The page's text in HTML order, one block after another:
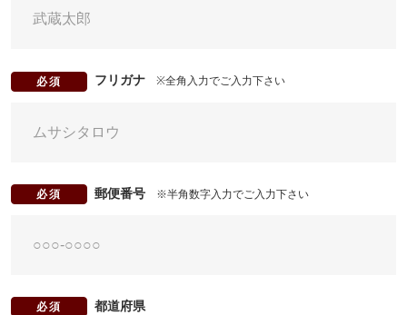
必須 フリガナ ※全角入力でご入力下さい
必須 郵便番号 ※半角数字入力でご入力下さい
必須 都道府県